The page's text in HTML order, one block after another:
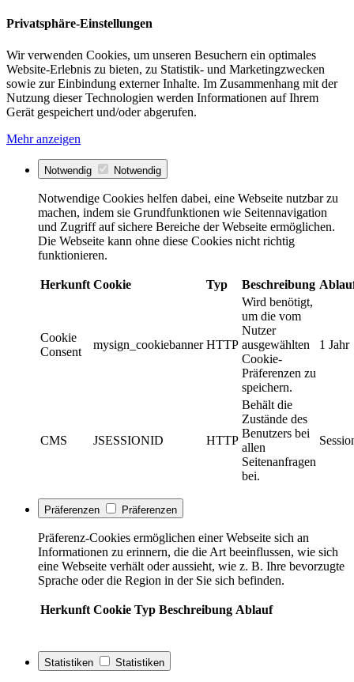
Privatsphäre-Einstellungen
Wir verwenden Cookies, um unseren Besuchern ein optimales
Website-Erlebnis zu bieten, zu Statistik- und Marketingzwecken
sowie zur Einbindung externer Inhalte. Im Zusammenhang mit der
Nutzung dieser Technologien werden Informationen auf Ihrem
Gerät gespeichert und/oder abgerufen.
Mehr anzeigen
Notwendig Notwendig
Notwendige Cookies helfen dabei, eine Webseite nutzbar zu
machen, indem sie Grundfunktionen wie Seitennavigation
und Zugriff auf sichere Bereiche der Webseite ermöglichen.
Die Webseite kann ohne diese Cookies nicht richtig
funktionieren.
Herkunft Cookie Typ Beschreibung
Cookie
Consent
mysign_cookiebanner HTTP
Wird benötigt,
um die vom
Nutzer
ausgewählten
Cookie-
Präferenzen zu
speichern.
1 Jahr
CMS JSESSIONID HTTP
Behält die
Zustände des
Benutzers bei
allen
Seitenanfragen
bei.
Präferenzen Präferenzen
Präferenz-Cookies ermöglichen einer Webseite sich an
Informationen zu erinnern, die die Art beeinflussen, wie sich
eine Webseite verhält oder aussieht, wie z. B. Ihre bevorzugte
Sprache oder die Region in der Sie sich befinden.
Herkunft Cookie Typ Beschreibung Ablauf
Statistiken Statistiken